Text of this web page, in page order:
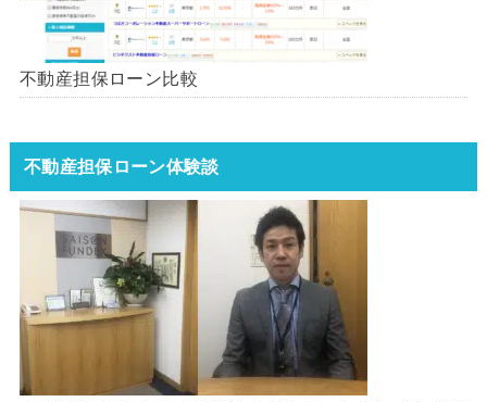
不動産担保ローン比較
不動産担保ローン体験談